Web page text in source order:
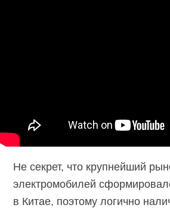
Не секрет, что крупнейший
электромобилей
в Китае, поэтому логично